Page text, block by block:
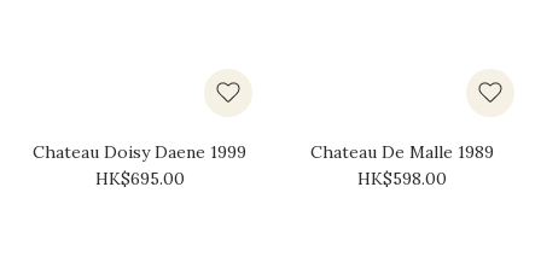
Chateau Doisy Daene 1999
HK$695.00
Chateau De Malle 1989
HK$598.00